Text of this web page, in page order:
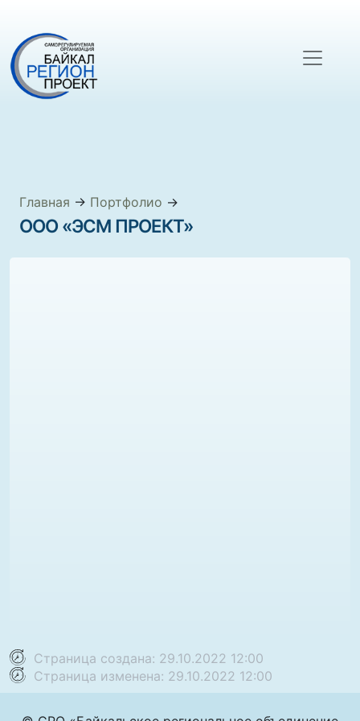
Главная → Портфолио →
ООО «ЭСМ ПРОЕКТ»
Страница создана: 29.10.2022 12:00
Страница изменена: 29.10.2022 12:00